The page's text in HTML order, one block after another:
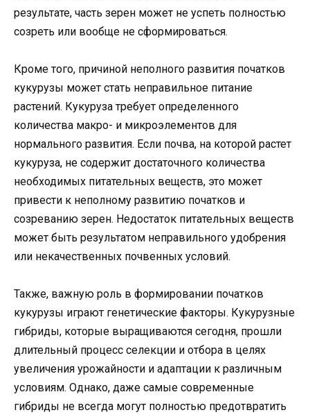
результате, часть зерен может не успеть полностью
созреть или вообще не сформироваться.
Кроме того, причиной неполного развития початков
кукурузы может стать неправильное питание
растений. Кукуруза требует определенного
количества макро- и микроэлементов для
нормального развития. Если почва, на которой растет
кукуруза, не содержит достаточного количества
необходимых питательных веществ, это может
привести к неполному развитию початков и
созреванию зерен. Недостаток питательных веществ
может быть результатом неправильного удобрения
или некачественных почвенных условий.
Также, важную роль в формировании початков
кукурузы играют генетические факторы. Кукурузные
гибриды, которые выращиваются сегодня, прошли
длительный процесс селекции и отбора в целях
увеличения урожайности и адаптации к различным
условиям. Однако, даже самые современные
гибриды не всегда могут полностью предотвратить